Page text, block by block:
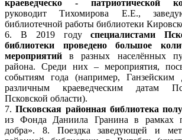
краеведческо - патриотической
руководит Тихомирова Е.Е.,
библиотечной работы библиотеки
6. В 2019 годуспециалистами
библиотеки проведено большое
мероприятий в разных населённых
района. Среди них – мероприятия,
событиям года (например,
различным краеведческим датам
Псковской области).
7.Псковская районная библиотека
из Фонда Даниила Гранина в рамках
добра». 8. Поездка заведующей и